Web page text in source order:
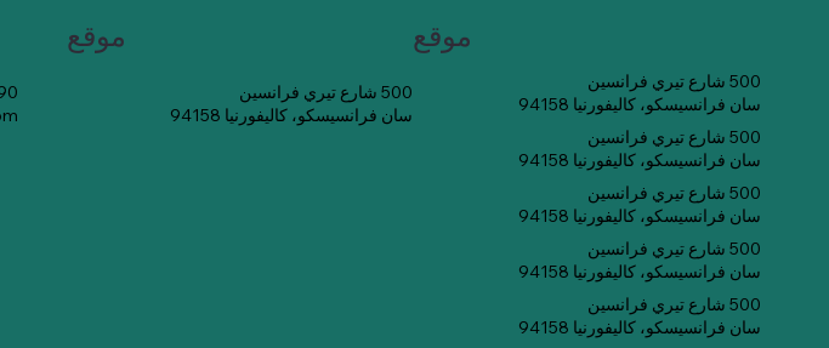
موقع
500 شارع تيري فرانسين
سان فرانسيسكو، كاليفورنيا 94158
موقع
500 شارع تيري فرانسين
سان فرانسيسكو، كاليفورنيا 94158
500 شارع تيري فرانسين
سان فرانسيسكو، كاليفورنيا 94158
500 شارع تيري فرانسين
سان فرانسيسكو، كاليفورنيا 94158
500 شارع تيري فرانسين
سان فرانسيسكو، كاليفورنيا 94158
500 شارع تيري فرانسين
سان فرانسيسكو، كاليفورنيا 94158